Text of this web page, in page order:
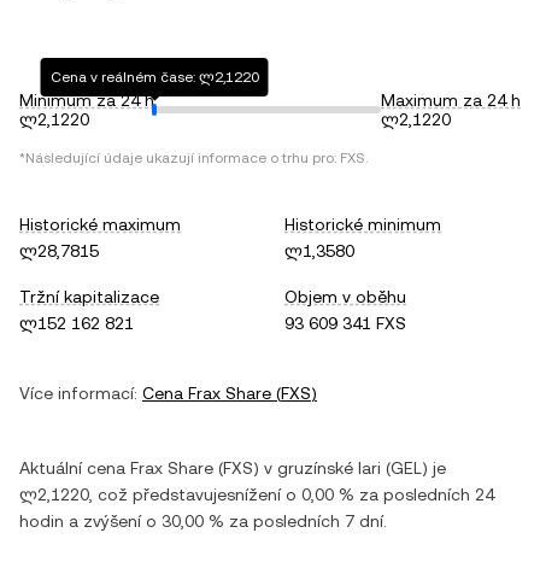
Minimum za 24 h
ლ2,1220
Cena v reálném čase: ლ2,1220
Maximum za 24 h
ლ2,1220
*Následující údaje ukazují informace o trhu pro: FXS.
Historické maximum
ლ28,7815
Historické minimum
ლ1,3580
Tržní kapitalizace
ლ152 162 821
Objem v oběhu
93 609 341 FXS
Více informací: Cena Frax Share (FXS)
Aktuální cena Frax Share (FXS) v gruzínské lari (GEL ) je
ლ2,1220 , což představujesníženío 0,00 % za posledních 24
hodin a zvýšenío 30,00 % za posledních 7 dní.